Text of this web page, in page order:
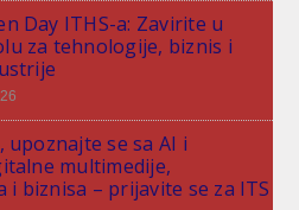
Day ITHS-a: Zavirite u
za tehnologije, biznis i
upoznajte se sa AI i
multimedije,
i biznisa – prijavite se za ITS